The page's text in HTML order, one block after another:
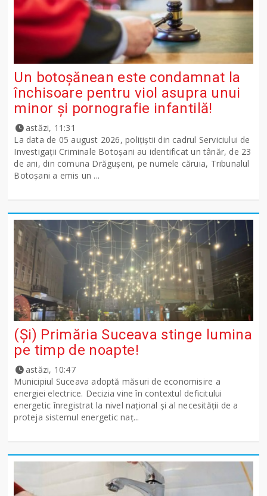
Un botoșănean este condamnat la
închisoare pentru viol asupra unui
minor și pornografie infantilă!
astăzi, 11:31
La data de 05 august 2026, polițiștii din cadrul Serviciului de
Investigații Criminale Botoșani au identificat un tânăr, de 23
de ani, din comuna Drăgușeni, pe numele căruia, Tribunalul
Botoșani a emis un ...
(Și) Primăria Suceava stinge lumina
pe timp de noapte!
astăzi, 10:47
Municipiul Suceava adoptă măsuri de economisire a
energiei electrice. Decizia vine în contextul deficitului
energetic înregistrat la nivel național și al necesității de a
proteja sistemul energetic naț...